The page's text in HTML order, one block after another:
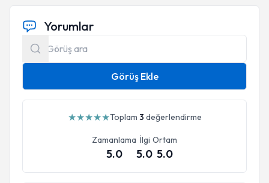
Yorumlar
Görüş Ekle
★★★★★Toplam 3 değerlendirme
Zamanlama
5.0
İlgi
5.0
Ortam
5.0